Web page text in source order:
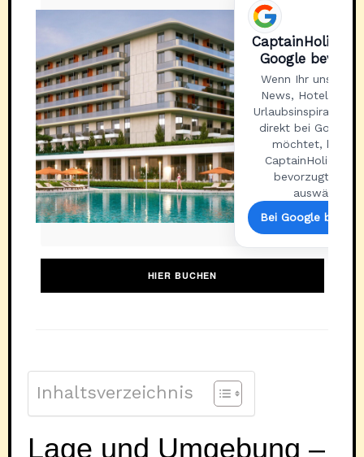
Google
Wenn Ihr unsere
News, Hotel-
direkt bei Google
möchtet, könnt
bevorzugte
auswählen.
Bei Google
HIER BUCHEN
Inhaltsverzeichnis
Lage und Umgebung –